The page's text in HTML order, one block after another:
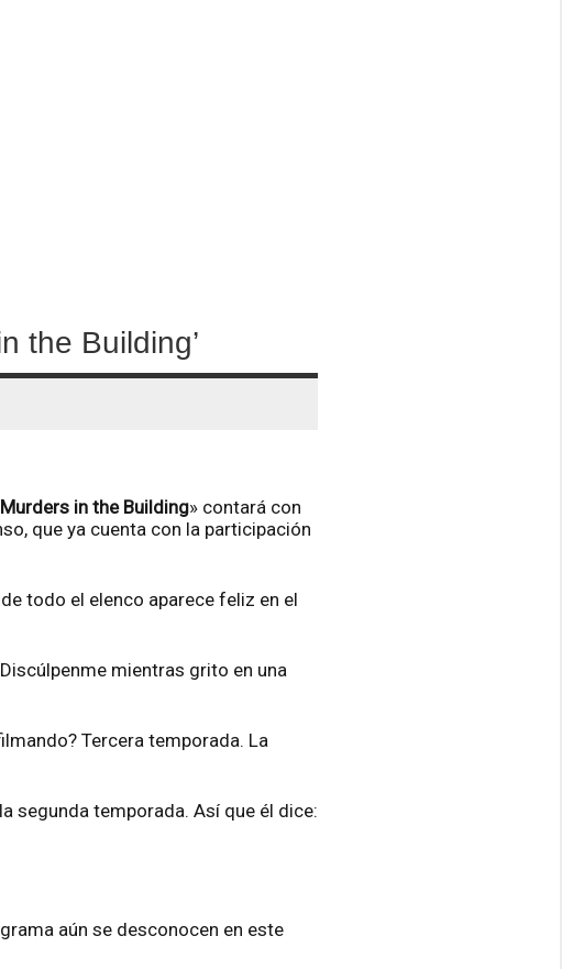
the Building’
in the Building» contará con
que ya cuenta con la participación
todo el elenco aparece feliz en el
mientras grito en una
Tercera temporada. La
segunda temporada. Así que él dice:
aún se desconocen en este